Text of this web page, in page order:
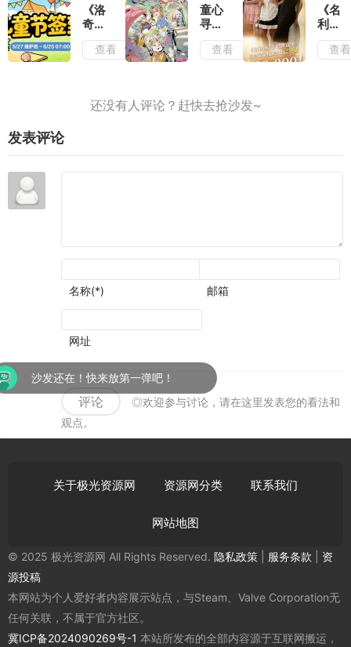
经是
拼尽
全力
战役
叙事
和历
史氛
代
2》
火爆
《洛
奇》
童趣
到活
查看
童心
寻趣
《第
五人
今日
查看
《名
利场
2》
选角
查看
发表评论
名称(*) 邮箱
网址
评论
◎欢迎参与讨论，请在这里发表您的看法和
观点。
关于极光资源网 资源网分类 联系我们
网站地图
© 2025 极光资源网 All Rights Reserved. 隐私政策 服务条款
资
源投稿
本网站为个人爱好者内容展示站点，与Steam、Valve Corporation无
任何关联，不属于官方社区。
冀ICP备2024090269号-1 本站所发布的全部内容源于互联网搬运，
发还在！快来放第一弹吧！